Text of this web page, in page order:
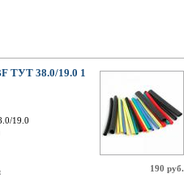
190 руб.
ТУТ 38.0/19.0 1
19.0